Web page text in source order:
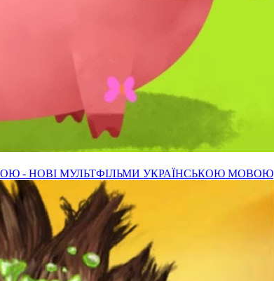
- НОВІ МУЛЬТФІЛЬМИ УКРАЇНСЬКОЮ МОВОЮ